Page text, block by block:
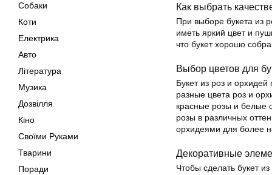
Собаки
Коти
Електрика
Авто
Література
Музика
Дозвілля
Кіно
Своїми Руками
Тварини
Поради
Как выбрать
При выборе букета из
иметь яркий цвет и
что букет хорошо
Выбор цветов для
Букет из роз и
разные цвета роз и
красные розы и белые
розы в различных
орхидеями для более
Декоративные
Чтобы сделать букет